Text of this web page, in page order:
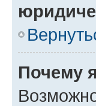
Почему